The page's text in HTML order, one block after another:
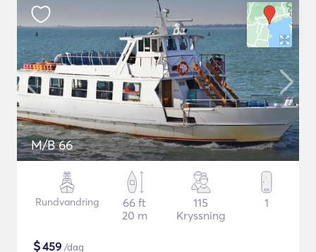
M/B 66
Rundvandring
66 ft
20 m
115
Kryssning
1
$459 /dag